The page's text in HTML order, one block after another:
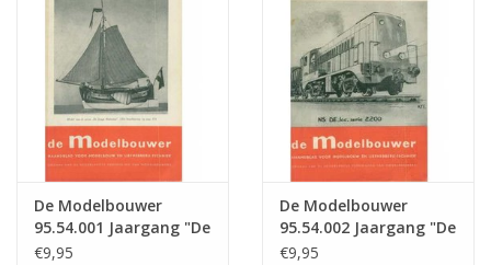
Tijdschriften
Nieuwe tekeningen
NIEUWE TIJDSCHRIFTEN
ABONNEMENT DE
MODELBOUWER
De Modelbouwer
95.54.001 Jaargang "De
Modelbouwer" Editie :
€9,95
De Modelbouwer
95.54.002 Jaargang "De
Modelbouwer" Editie :
€9,95